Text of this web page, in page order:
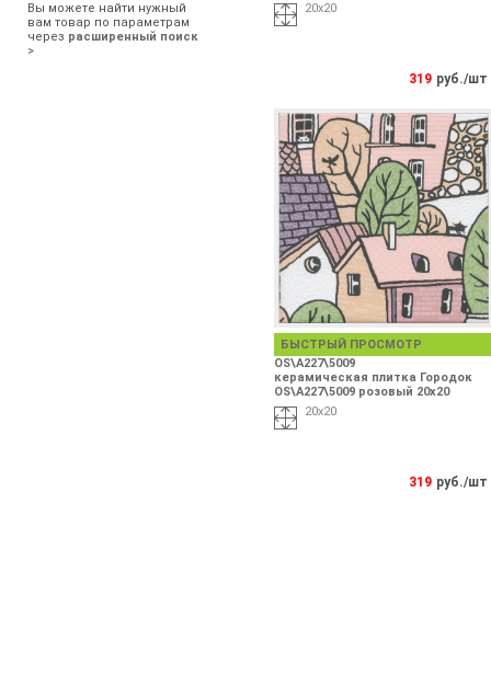
Вы можете найти нужный
вам товар по параметрам
через расширенный поиск
>
20х20
319 руб./шт
БЫСТРЫЙ ПРОСМОТР
OS\A227\5009
керамическая плитка Городок
OS\A227\5009 розовый 20х20
20х20
319 руб./шт